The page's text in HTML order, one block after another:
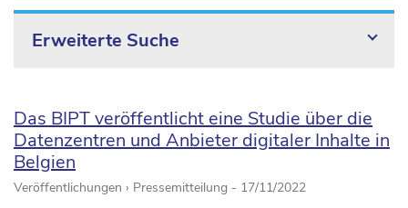
Erweiterte Suche
Das BIPT veröffentlicht eine Studie über die
Datenzentren und Anbieter digitaler Inhalte in
Belgien
Veröffentlichungen › Pressemitteilung - 17/11/2022